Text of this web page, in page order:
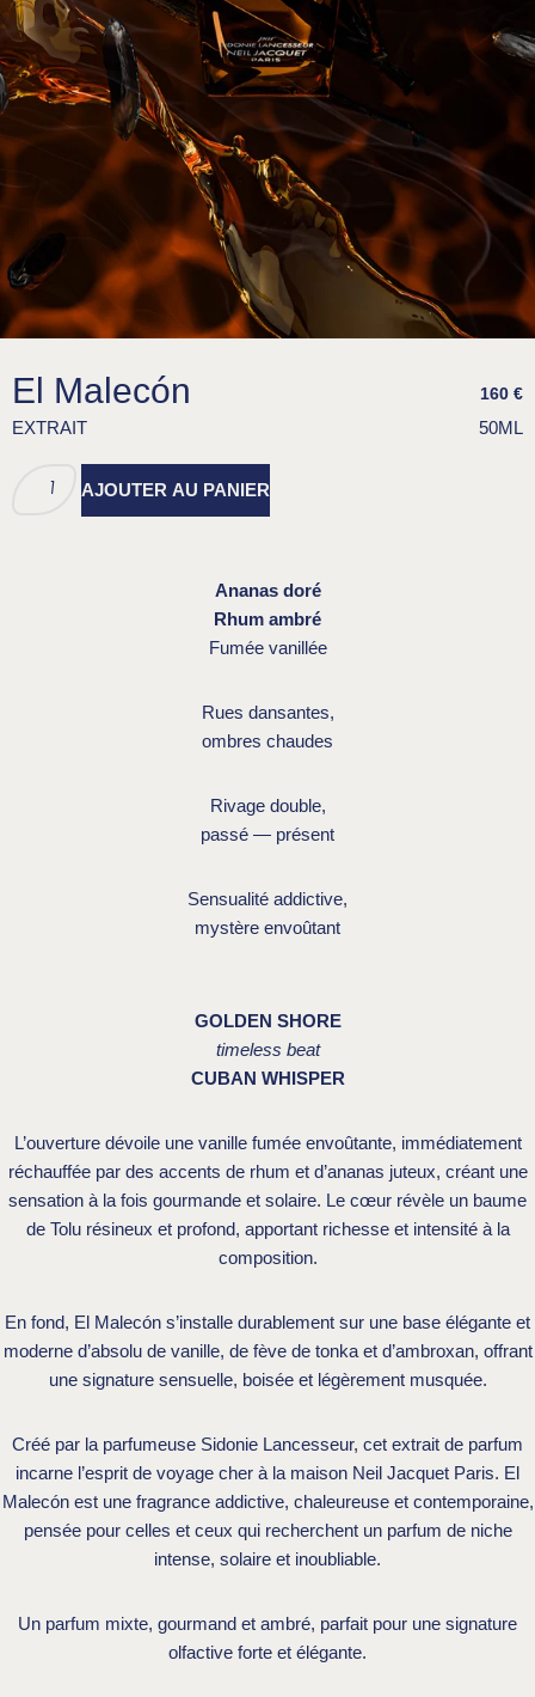
El Malecón 160 €
EXTRAIT 50ML
AJOUTER AU PANIER
Ananas doré
Rhum ambré
Fumée vanillée
Rues dansantes,
ombres chaudes
Rivage double,
passé — présent
Sensualité addictive,
mystère envoûtant
GOLDEN SHORE
timeless beat
CUBAN WHISPER
L’ouverture dévoile une vanille fumée envoûtante, immédiatement
réchauffée par des accents de rhum et d’ananas juteux, créant une
sensation à la fois gourmande et solaire. Le cœur révèle un baume
de Tolu résineux et profond, apportant richesse et intensité à la
composition.
En fond, El Malecón s’installe durablement sur une base élégante et
moderne d’absolu de vanille, de fève de tonka et d’ambroxan, offrant
une signature sensuelle, boisée et légèrement musquée.
Créé par la parfumeuse Sidonie Lancesseur, cet extrait de parfum
incarne l’esprit de voyage cher à la maison Neil Jacquet Paris. El
Malecón est une fragrance addictive, chaleureuse et contemporaine,
pensée pour celles et ceux qui recherchent un parfum de niche
intense, solaire et inoubliable.
Un parfum mixte, gourmand et ambré, parfait pour une signature
olfactive forte et élégante.